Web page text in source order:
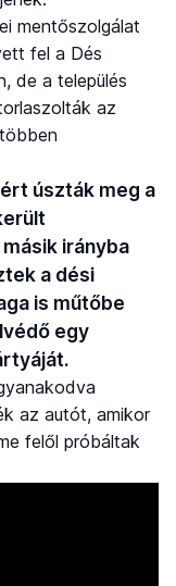
mentőszolgálat
fel a Dés
de a település
az
úszták meg a
irányba
a dési
is műtőbe
egy
az autót, amikor
felől próbáltak